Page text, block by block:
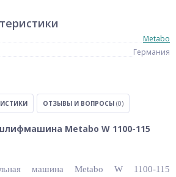
Metabo
Германия
ОТЗЫВЫ И ВОПРОСЫ (0)
Metabo W 1100-115
машина Metabo W 1100-115